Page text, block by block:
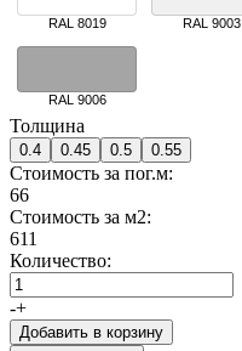
RAL 8019 RAL 9003
RAL 9006
Толщина
0.4 0.45 0.5 0.55
Стоимость за пог.м:
66
Стоимость за м2:
611
Количество:
-+
Добавить в корзину